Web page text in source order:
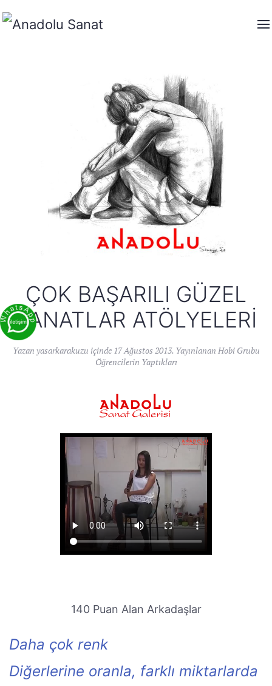
ÇOK BAŞARILI GÜZEL
SANATLAR ATÖLYELERI
Yazan yasarkarakuzu içinde 17 Ağustos 2013. Yayınlanan Hobi Grubu
Öğrencilerin Yaptıkları
140 Puan Alan Arkadaşlar
Daha çok renk
Diğerlerine oranla, farklı miktarlarda